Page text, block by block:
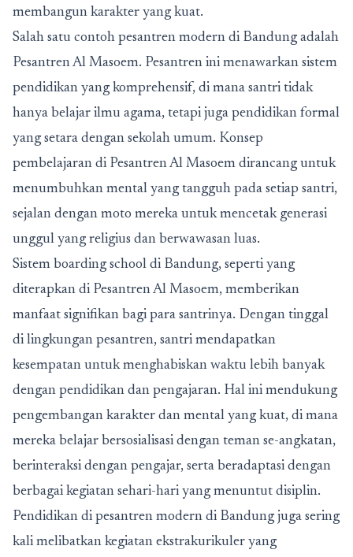
membangun karakter yang kuat.
Salah satu contoh pesantren modern di Bandung adalah
Pesantren Al Masoem. Pesantren ini menawarkan sistem
pendidikan yang komprehensif, di mana santri tidak
hanya belajar ilmu agama, tetapi juga pendidikan formal
yang setara dengan sekolah umum. Konsep
pembelajaran di Pesantren Al Masoem dirancang untuk
menumbuhkan mental yang tangguh pada setiap santri,
sejalan dengan moto mereka untuk mencetak generasi
unggul yang religius dan berwawasan luas.
Sistem boarding school di Bandung, seperti yang
diterapkan di Pesantren Al Masoem, memberikan
manfaat signifikan bagi para santrinya. Dengan tinggal
di lingkungan pesantren, santri mendapatkan
kesempatan untuk menghabiskan waktu lebih banyak
dengan pendidikan dan pengajaran. Hal ini mendukung
pengembangan karakter dan mental yang kuat, di mana
mereka belajar bersosialisasi dengan teman se-angkatan,
berinteraksi dengan pengajar, serta beradaptasi dengan
berbagai kegiatan sehari-hari yang menuntut disiplin.
Pendidikan di pesantren modern di Bandung juga sering
kali melibatkan kegiatan ekstrakurikuler yang